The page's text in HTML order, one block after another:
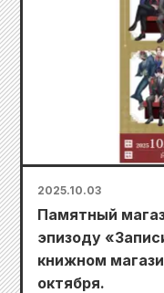
2025.10.03
Памятный
эпизоду
книжном
октября.